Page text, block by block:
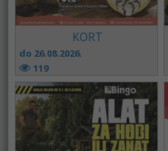
KORT
do 26.08.2026.
119